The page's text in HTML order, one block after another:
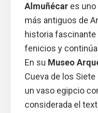
Almuñécares uno
más antiguos de
historia fascinante
fenicios y
En su Museo
Cueva de los
un vaso egipcio
considerada el